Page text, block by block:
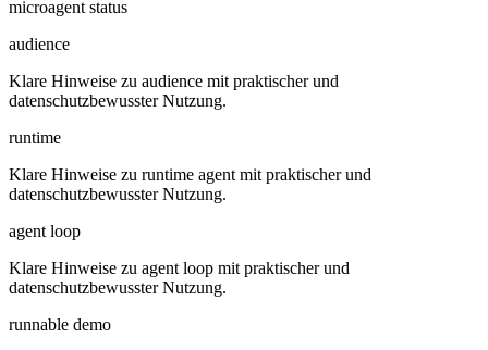
microagent status
audience
Klare Hinweise zu audience mit praktischer und
datenschutzbewusster Nutzung.
runtime
Klare Hinweise zu runtime agent mit praktischer und
datenschutzbewusster Nutzung.
agent loop
Klare Hinweise zu agent loop mit praktischer und
datenschutzbewusster Nutzung.
runnable demo